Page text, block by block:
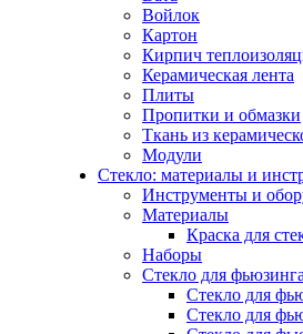
Войлок
Картон
Кирпич
Керамическая лента
Плиты
Пропитки и обмазки
Ткань из
Модули
Стекло: материалы и
Инструменты и
Материалы
Краска для
Наборы
Стекло для фьюзинга
Стекло для
Стекло для